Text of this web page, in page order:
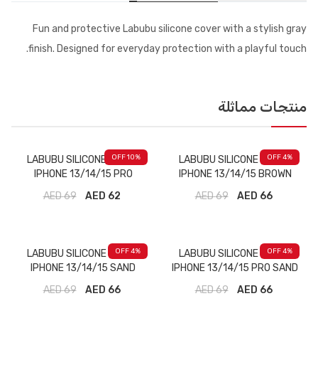
Fun and protective Labubu silicone cover with a stylish gray
finish. Designed for everyday protection with a playful touch.
منتجات مماثلة
4% OFF
LABUBU SILICONE COVER
IPHONE 13/14/15 BROWN
66 AED
69
AED
10% OFF
LABUBU SILICONE COVER
IPHONE 13/14/15 PRO
62 AED
69
AED
4% OFF
LABUBU SILICONE COVER
IPHONE 13/14/15 PRO SAND
66 AED
69
AED
4% OFF
LABUBU SILICONE COVER
IPHONE 13/14/15 SAND
66 AED
69
AED